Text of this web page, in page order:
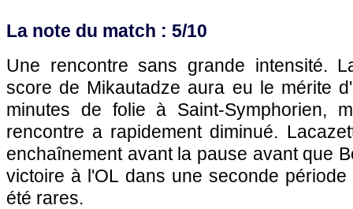
La note du match : 5/10
Une rencontre sans grande intensité.
score de Mikautadze aura eu le mérite
minutes de folie à Saint-Symphorien,
rencontre a rapidement diminué.
enchaînement avant la pause avant que
victoire à l'OL dans une seconde
été rares.